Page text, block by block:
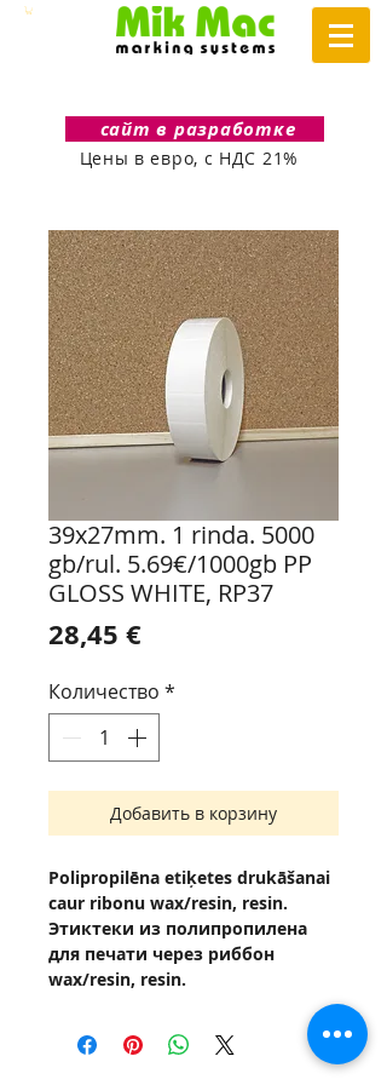
сайт в разработке
Цены в евро, с НДС 21%
39x27mm. 1 rinda. 5000
gb/rul. 5.69€/1000gb PP
GLOSS WHITE, RP37
28,45 €Цена
Количество *
Добавить в корзину
Polipropilēna etiķetes drukāšanai
caur ribonu wax/resin, resin.
Этиктеки из полипропилена
для печати через риббон
wax/resin, resin.
Fotoattēli var atšķirties no oriģināla.
Фото может отличатся от
оригинала.